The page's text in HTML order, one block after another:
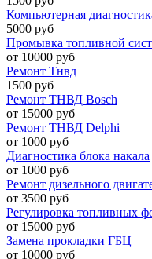
Компьютерная
5000 руб
Промывка топливной
от 10000 руб
Ремонт Тнвд
1500 руб
Ремонт ТНВД Bosch
от 15000 руб
Ремонт ТНВД Delphi
от 1000 руб
Диагностика блока накала
от 1000 руб
Ремонт дизельного
от 3500 руб
Регулировка топливных
от 15000 руб
Замена прокладки ГБЦ
от 10000 руб